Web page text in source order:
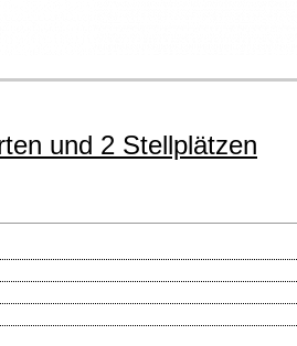
und 2 Stellplätzen